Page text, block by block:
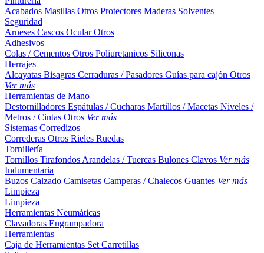
Acabados Masillas Otros Protectores Maderas Solventes
Seguridad
Arneses Cascos OcularOtros
Adhesivos
Colas / Cementos Otros Poliuretanicos Siliconas
Herrajes
Alcayatas Bisagras Cerraduras / Pasadores Guías para cajón Otros
Ver más
Herramientas de Mano
Destornilladores Espátulas / Cucharas Martillos / Macetas Niveles /
Metros / Cintas Otros Ver más
Sistemas Corredizos
Correderas Otros Rieles Ruedas
Tornillería
Tornillos Tirafondos Arandelas / Tuercas Bulones Clavos Ver más
Indumentaria
Buzos Calzado Camisetas Camperas / Chalecos Guantes Ver más
Limpieza
Limpieza
Herramientas Neumáticas
Clavadoras Engrampadora
Herramientas
Caja de Herramientas Set Carretillas